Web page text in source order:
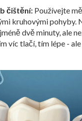
čištění: Používejte
kruhovými pohyby.
dvě minuty, ale
víc tlačí, tím lépe -